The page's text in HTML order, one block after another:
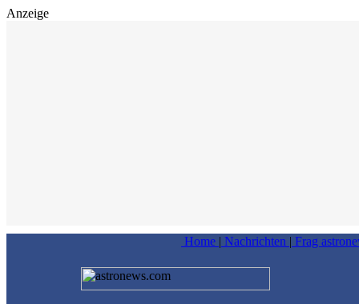
Anzeige
Home | Nachrichten | Frag